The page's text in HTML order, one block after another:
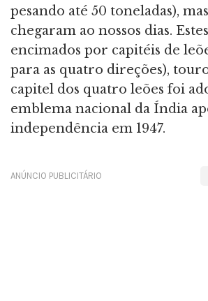
pesando até 50 toneladas),
chegaram ao nossos dias.
encimados por capitéis de
para as quatro direções),
capitel dos quatro leões foi
emblema nacional da Índia
independência em 1947.
ANÚNCIO PUBLICITÁRIO